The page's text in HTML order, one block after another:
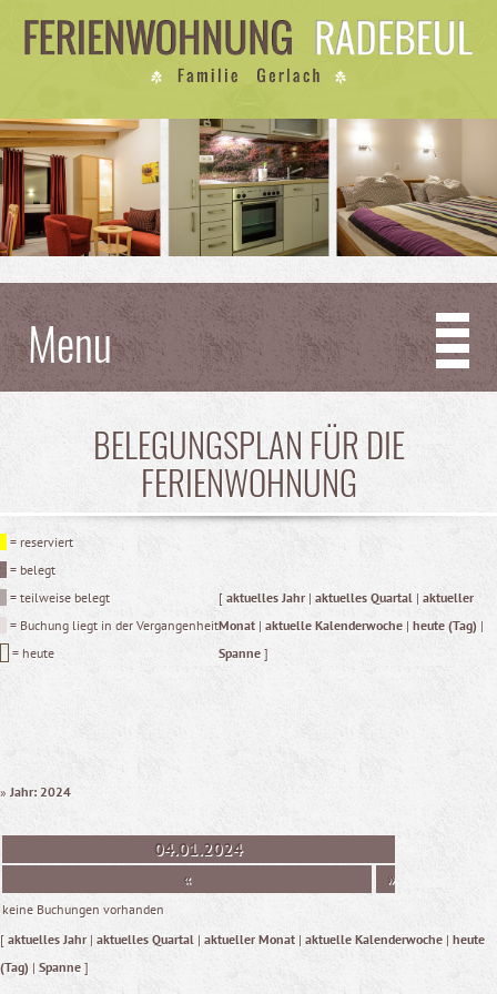
Menu
BELEGUNGSPLAN FÜR DIE
FERIENWOHNUNG
= reserviert
= belegt
= teilweise belegt
= Buchung liegt in der Vergangenheit
= heute
[ aktuelles Jahr| aktuelles Quartal | aktueller
Monat| aktuelle Kalenderwoche | heute (Tag) |
Spanne ]
» Jahr: 2024
04.01.2024
«
»
keine Buchungen vorhanden
[ aktuelles Jahr| aktuelles Quartal | aktueller Monat | aktuelle Kalenderwoche | heute
(Tag) | Spanne ]